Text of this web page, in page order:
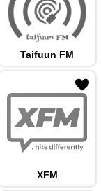
Taifuun FM
XFM